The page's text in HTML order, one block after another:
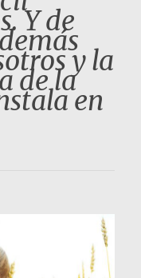
Y de
y la
de la
en